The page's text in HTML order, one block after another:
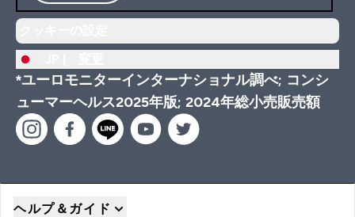
*ユーロモニターインターナショナル調べ; コンシ
ューマーヘルス2025年版; 2024年総小売販売額
ヘルプ＆ガイド